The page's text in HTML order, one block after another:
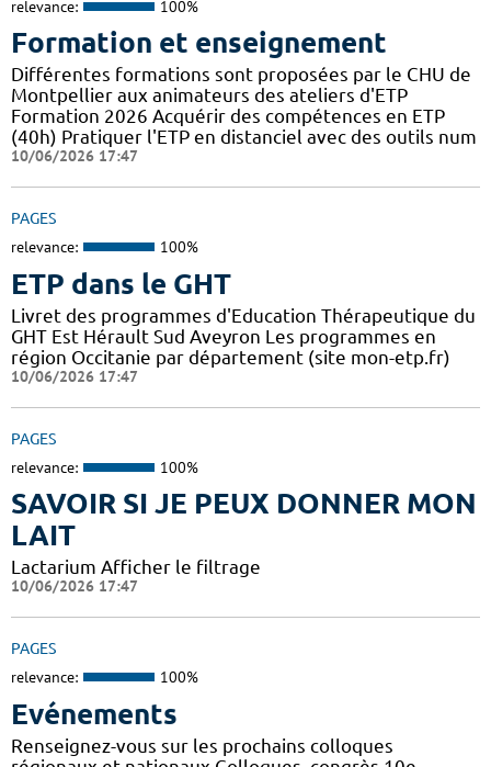
relevance: 100%
Formation et enseignement
Différentes formations sont proposées par le CHU de
Montpellier aux animateurs des ateliers d'ETP
Formation 2026 Acquérir des compétences en ETP
(40h) Pratiquer l'ETP en distanciel avec des outils num
10/06/2026 17:47
PAGES
relevance: 100%
ETP dans le GHT
Livret des programmes d'Education Thérapeutique du
GHT Est Hérault Sud Aveyron Les programmes en
région Occitanie par département (site mon-etp.fr)
10/06/2026 17:47
PAGES
relevance: 100%
SAVOIR SI JE PEUX DONNER MON
LAIT
Lactarium Afficher le filtrage
10/06/2026 17:47
PAGES
relevance: 100%
Evénements
Renseignez-vous sur les prochains colloques